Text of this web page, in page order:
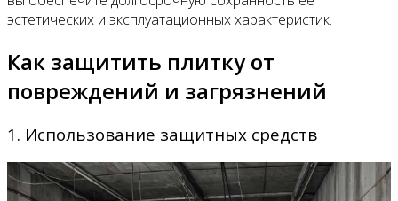
эстетических и эксплуатационных характеристик.
Как защитить плитку от
повреждений и загрязнений
1. Использование защитных средств